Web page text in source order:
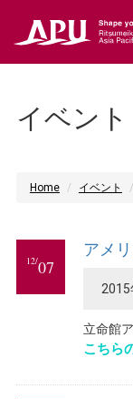
イベント
Home イベント
12/07
アメ
立命館
こちら